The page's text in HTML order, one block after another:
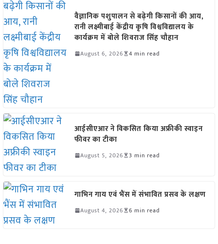
वैज्ञानिक पशुपालन से बढ़ेगी किसानों की आय,
रानी लक्ष्मीबाई केंद्रीय कृषि विश्वविद्यालय के
कार्यक्रम में बोले शिवराज सिंह चौहान
August 6, 2026 4 min read
आईसीएआर ने विकसित किया अफ्रीकी स्वाइन
फीवर का टीका
August 5, 2026 3 min read
गाभिन गाय एवं भैंस में संभावित प्रसव के लक्षण
August 4, 2026 6 min read